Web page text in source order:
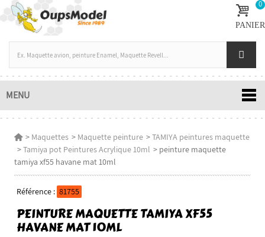
0
PANIER
MENU
> Maquettes > Maquette peinture >TAMIYA peintures maquette
>Tamiya pot Peintures Acrylique 10ml > peinture maquette
tamiya xf55 havane mat 10ml
Référence : 81755
PEINTURE MAQUETTE TAMIYA XF55
HAVANE MAT 10ML